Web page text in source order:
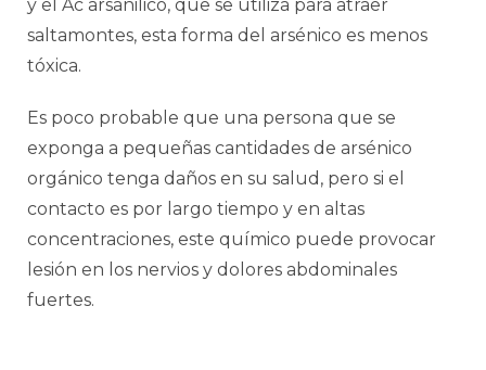
y el Ac arsanilico, que se utiliza para atraer
saltamontes, esta forma del arsénico es menos
tóxica.
Es poco probable que una persona que se
exponga a pequeñas cantidades de arsénico
orgánico tenga daños en su salud, pero si el
contacto es por largo tiempo y en altas
concentraciones, este químico puede provocar
lesión en los nervios y dolores abdominales
fuertes.